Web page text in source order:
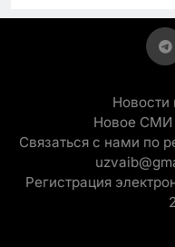
Новости
Новое СМИ
Связаться с нами по
Регистрация